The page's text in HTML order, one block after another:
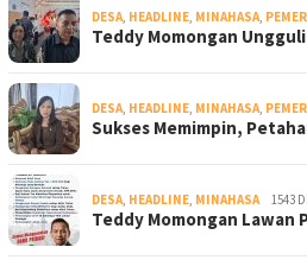
DESA HEADLINE MINAHASA
Teddy Momongan
DESA HEADLINE MINAHASA
Sukses Memimpin,
DESA HEADLINE MINAHASA 1543
Teddy Momongan Lawan